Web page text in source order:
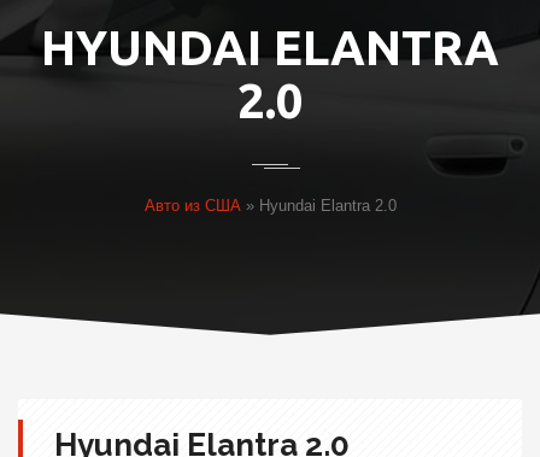
HYUNDAI ELANTRA
2.0
Авто из США» Hyundai Elantra 2.0
Hyundai Elantra 2.0